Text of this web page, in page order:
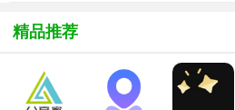
皇即可斗气化翼，以斗气的属性不
光效羽翼。超大的地图世界，通
前往各个地方展开冒险。
精品推荐